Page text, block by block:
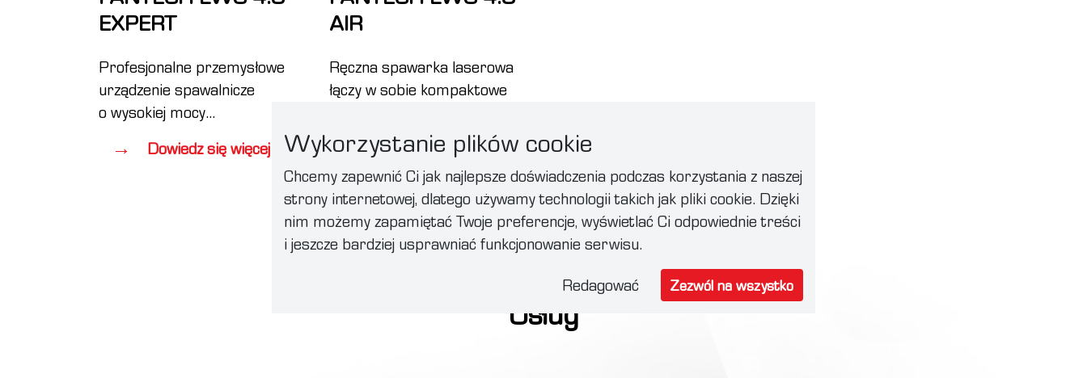
EXPERT
Profesjonalne przemysłowe
urządzenie spawalnicze
o wysokiej mocy
Dowiedz się więcej
AIR
Ręczna spawarka laserowa
łączy w sobie kompaktowe
czemu idealnie nadaje się
do często zmieniających się
stanowisk pracy.
Dowiedz się więcej
Usług
Wykorzystanie plików cookie
Chcemy zapewnić Ci jak najlepsze doświadczenia podczas korzystania z naszej
strony internetowej, dlatego używamy technologii takich jak pliki cookie. Dzięki
nim możemy zapamiętać Twoje preferencje, wyświetlać Ci odpowiednie treści
i jeszcze bardziej usprawniać funkcjonowanie serwisu.
Redagować Zezwól na wszystko